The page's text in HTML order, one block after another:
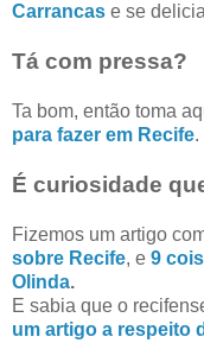
Carrancas e se
Tá com pressa?
Ta bom, então toma
para fazer em Recife.
É curiosidade
Fizemos um artigo
sobre Recife, e 9
Olinda.
E sabia que o
um artigo a respeito